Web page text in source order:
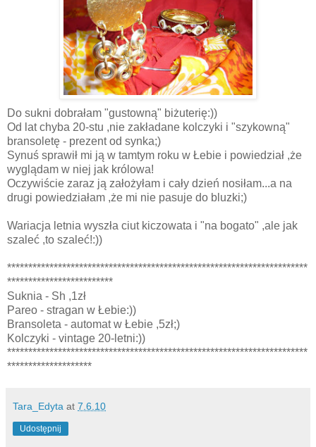
Do sukni dobrałam "gustowną" biżuterię:))
Od lat chyba 20-stu ,nie zakładane kolczyki i "szykowną"
bransoletę - prezent od synka;)
Synuś sprawił mi ją w tamtym roku w Łebie i powiedział ,że
wyglądam w niej jak królowa!
Oczywiście zaraz ją założyłam i cały dzień nosiłam...a na
drugi powiedziałam ,że mi nie pasuje do bluzki;)
Wariacja letnia wyszła ciut kiczowata i "na bogato" ,ale jak
szaleć ,to szaleć!:))
***********************************************************************
*************************
Suknia - Sh ,1zł
Pareo - stragan w Łebie:))
Bransoleta - automat w Łebie ,5zł;)
Kolczyki - vintage 20-letni:))
***********************************************************************
********************
Tara_Edyta at 7.6.10
Udostępnij